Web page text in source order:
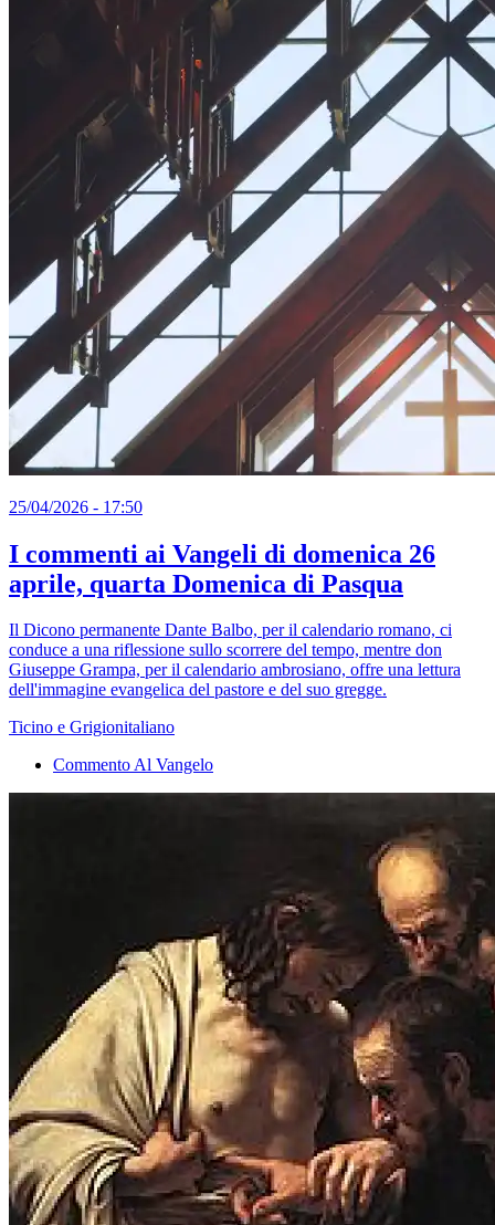
25/04/2026 - 17:50
I commenti ai Vangeli di domenica 26
aprile, quarta Domenica di Pasqua
Il Dicono permanente Dante Balbo, per il calendario romano, ci
conduce a una riflessione sullo scorrere del tempo, mentre don
Giuseppe Grampa, per il calendario ambrosiano, offre una lettura
dell'immagine evangelica del pastore e del suo gregge.
Ticino e Grigionitaliano
Commento Al Vangelo